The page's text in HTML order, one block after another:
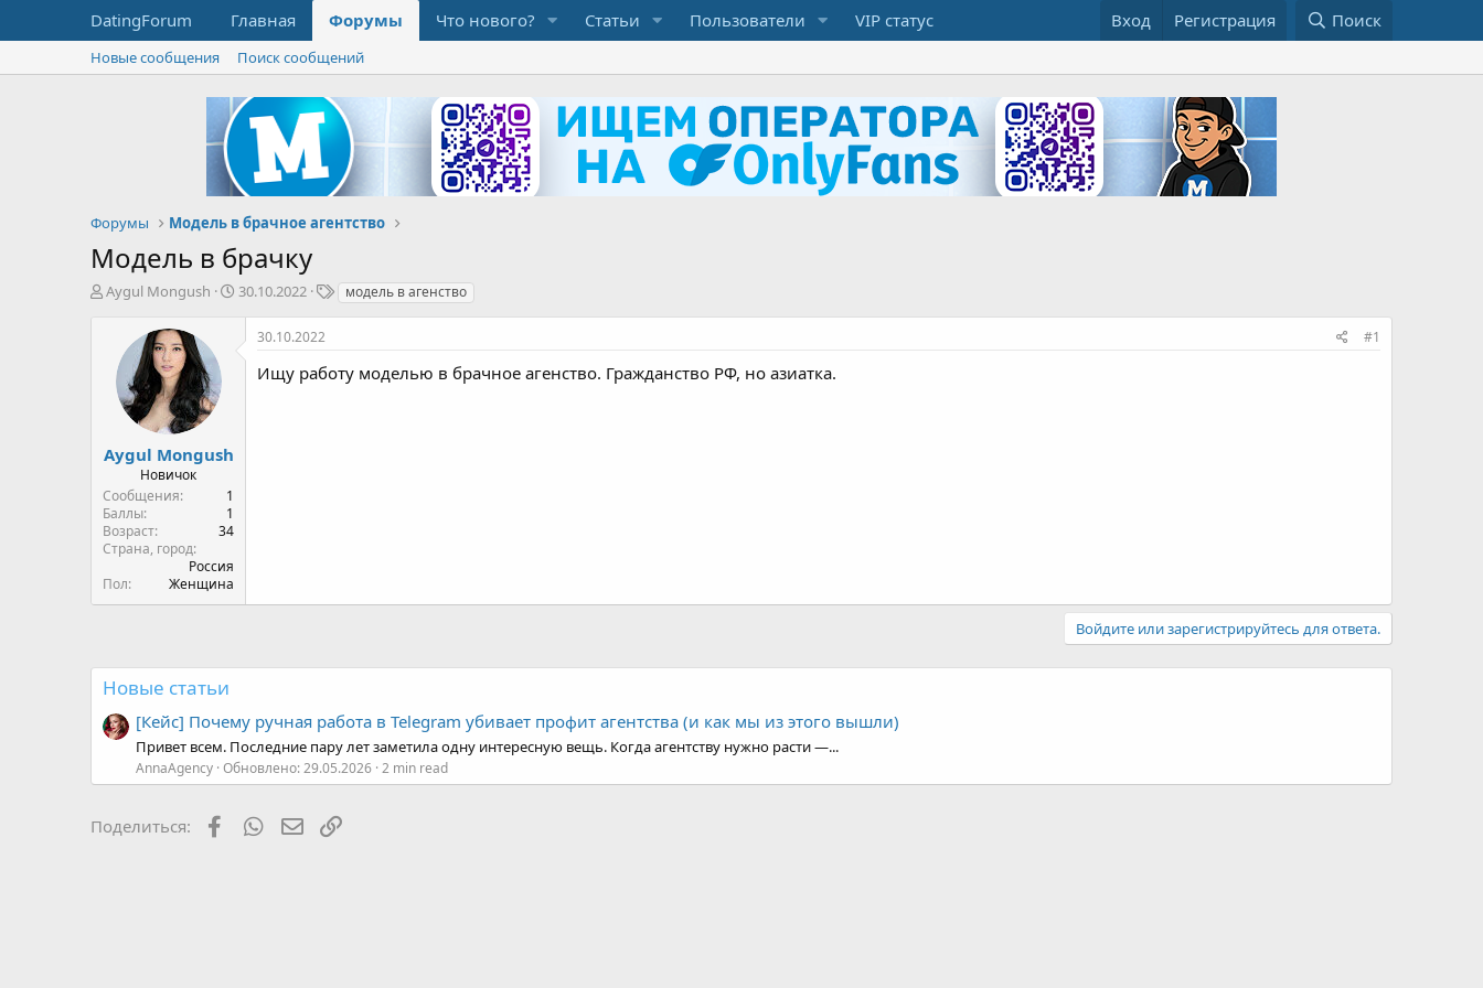
DatingForum Главная Форумы Что нового? Статьи Пользователи VIP статус Вход Регистрация Поиск
Новые сообщения Поиск сообщений
Форумы Модель в брачное агентство
Модель в брачку
А
ы
Aygul Mongush
Д
30.10.2022
Тмодель в агенство
Aygul Mongush
Новичок
Сообщения
1
Баллы
1
Возраст
34
Страна, город
Россия
Пол
Женщина
30.10.2022 #1
Ищу работу моделью в брачное агенство. Гражданство РФ, но азиатка.
Войдите или зарегистрируйтесь для ответа.
Новые статьи
[Кейс] Почему ручная работа в Telegram убивает профит агентства (и как мы из этого вышли)
Привет всем. Последние пару лет заметила одну интересную вещь. Когда агентству нужно расти —...
AnnaAgency Обновлено:29.05.2026 2 min read
Поделиться: FacebookWhatsAppЭлектронная почта